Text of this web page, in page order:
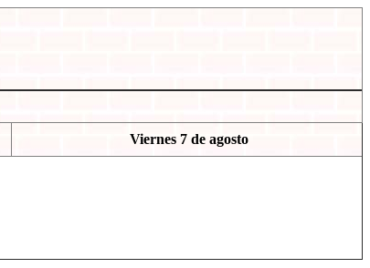
Viernes 7 de agosto